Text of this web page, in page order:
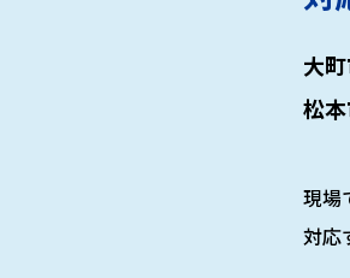
大
松
現場
対応